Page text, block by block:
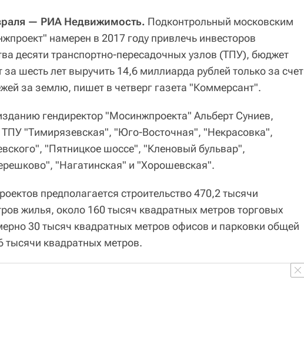
— РИА Недвижимость. Подконтрольный московским
намерен в 2017 году привлечь инвесторов
десяти транспортно-пересадочных узлов (ТПУ), бюджет
шесть лет выручить 14,6 миллиарда рублей только за счет
за землю, пишет в четверг газета "Коммерсант".
гендиректор "Мосинжпроекта" Альберт Суниев,
"Тимирязевская", "Юго-Восточная", "Некрасовка",
"Пятницкое шоссе", "Кленовый бульвар",
"Нагатинская" и "Хорошевская".
предполагается строительство 470,2 тысячи
жилья, около 160 тысяч квадратных метров торговых
30 тысяч квадратных метров офисов и парковки общей
квадратных метров.